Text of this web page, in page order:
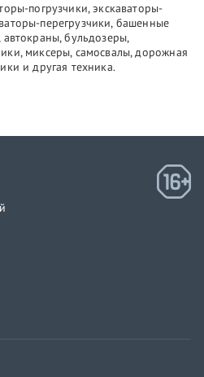
погрузчики, экскаваторы-
перегрузчики, башенные
бульдозеры,
миксеры, самосвалы, дорожная
и другая техника.